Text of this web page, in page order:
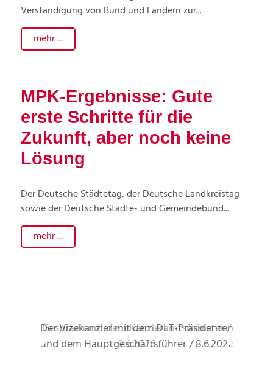
Verständigung von Bund und Ländern zur...
mehr ...
MPK-Ergebnisse: Gute
erste Schritte für die
Zukunft, aber noch keine
Lösung
Der Deutsche Städtetag, der Deutsche Landkreistag
sowie der Deutsche Städte- und Gemeindebund...
mehr ...
Gespräch mit dem Kanzleramtsminister /
9.6.2026
Der Vizekanzler mit dem DLT-Präsidenten
und dem Hauptgeschäftsführer / 8.6.2026